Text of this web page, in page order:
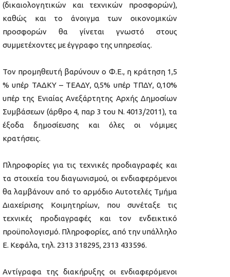
(δικαιολογητικών και τεχνικών προσφορών),
καθώς και το άνοιγμα των οικονομικών
προσφορών θα γίνεται γνωστό στους
συμμετέχοντες με έγγραφο της υπηρεσίας.
Τον προμηθευτή βαρύνουν ο Φ.Ε., η κράτηση 1,5
% υπέρ ΤΑΔΚΥ – ΤΕΑΔΥ, 0,5% υπέρ ΤΠΔΥ, 0,10%
υπέρ της Ενιαίας Ανεξάρτητης Αρχής Δημοσίων
Συμβάσεων (άρθρο 4, παρ 3 του Ν. 4013/2011), τα
έξοδα δημοσίευσης και όλες οι νόμιμες
κρατήσεις.
Πληροφορίες για τις τεχνικές προδιαγραφές και
τα στοιχεία του διαγωνισμού, οι ενδιαφερόμενοι
θα λαμβάνουν από το αρμόδιο Αυτοτελές Τμήμα
Διαχείρισης Κοιμητηρίων, που συνέταξε τις
τεχνικές προδιαγραφές και τον ενδεικτικό
προϋπολογισμό. Πληροφορίες, από την υπάλληλο
Ε. Κεφάλα, τηλ. 2313 318295, 2313 433596.
Αντίγραφα της διακήρυξης οι ενδιαφερόμενοι